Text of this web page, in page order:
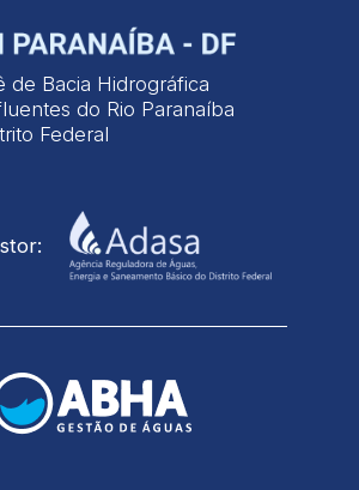
de Bacia Hidrográfica
do Rio Paranaíba
Federal